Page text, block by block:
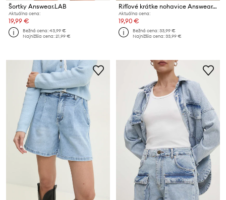
Šortky Answear.LAB
Aktuálna cena:
19,99 €
Bežná cena:43,99 €
Najnižšia cena:21,99 €
Rifľové krátke nohavice Answear.LAB
Aktuálna cena:
19,90 €
Bežná cena:33,99 €
Najnižšia cena:33,99 €